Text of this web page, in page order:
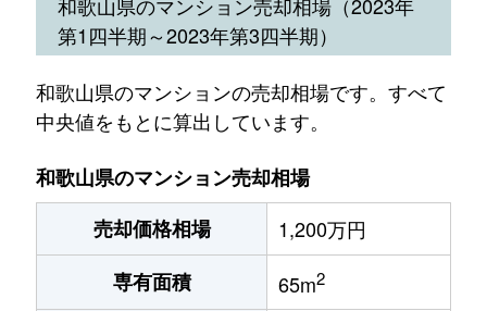
第1四半期～2023年第3四半期）
和歌山県のマンションの売却相場です。すべて
中央値をもとに算出しています。
和歌山県のマンション売却相場
売却価格相場
1,200万円
専有面積
65m2